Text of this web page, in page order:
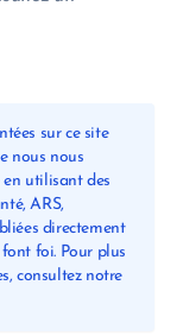
sur ce site
nous nous
utilisant des
ARS,
directement
foi. Pour plus
consultez notre